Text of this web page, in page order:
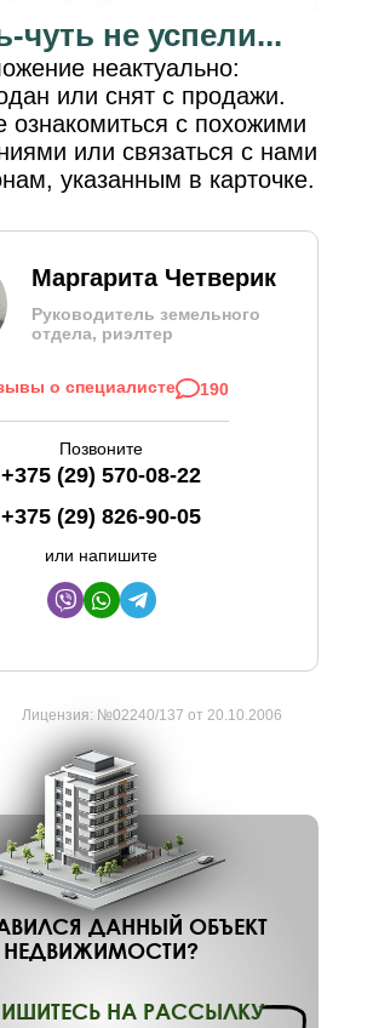
чуть не успели...
неактуально:
или снят с продажи.
ознакомиться с похожими
или связаться с нами
указанным в карточке.
Маргарита Четверик
Руководитель земельного
отдела, риэлтер
о специалисте 190
Позвоните
+375 (29) 570-08-22
+375 (29) 826-90-05
или напишите
Лицензия: №02240/137 от 20.10.2006
ДАННЫЙ ОБЪЕКТ
НЕДВИЖИМОСТИ?
НА РАССЫЛКУ